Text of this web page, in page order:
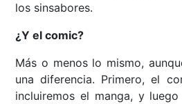
los sinsabores.
¿Y el comic?
Más o menos lo mismo,
una diferencia. Primero, el
incluiremos el manga, y